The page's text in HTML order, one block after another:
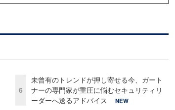
6
未曾有のトレンドが押し寄せる今、ガート
ナーの専門家が重圧に悩むセキュリティリ
ーダーへ送るアドバイス
NEW